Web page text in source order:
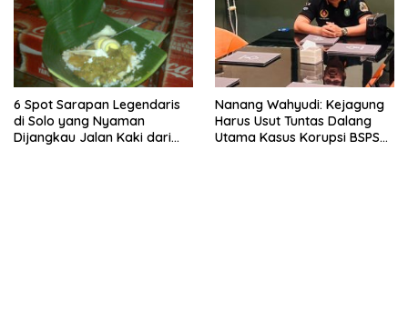
6 Spot Sarapan Legendaris
di Solo yang Nyaman
Dijangkau Jalan Kaki dari
Nanang Wahyudi: Kejagung
Harus Usut Tuntas Dalang
Utama Kasus Korupsi BSPS